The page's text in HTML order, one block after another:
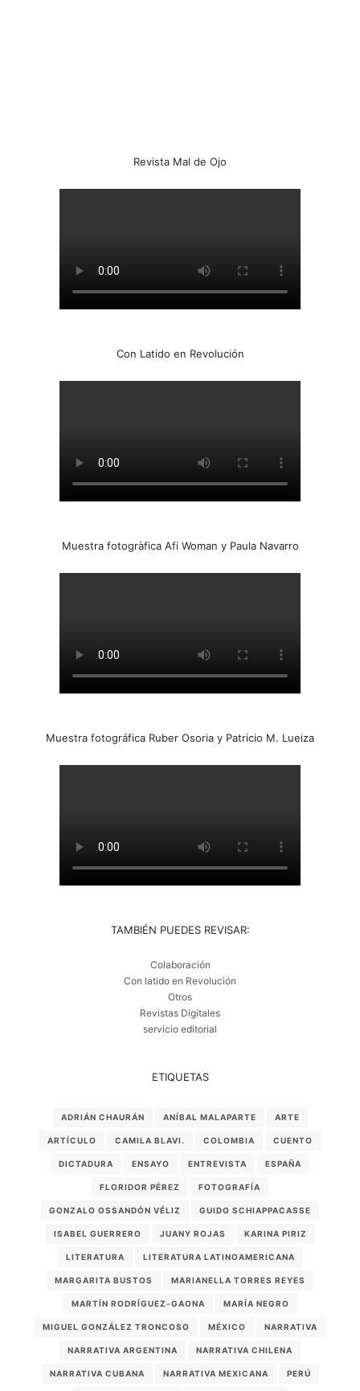
Revista Mal de Ojo
Con Latido en Revolución
Muestra fotogràfica Afi Woman y Paula Navarro
Muestra fotográfica Ruber Osoria y Patricio M. Lueiza
TAMBIÉN PUEDES REVISAR:
Colaboración
Con latido en Revolución
Otros
Revistas Digitales
servicio editorial
ETIQUETAS
ADRIÁN CHAURÁN ANÍBAL MALAPARTE ARTE
ARTÍCULO CAMILA BLAVI. COLOMBIA CUENTO
DICTADURA ENSAYO ENTREVISTA ESPAÑA
FLORIDOR PÉREZ FOTOGRAFÍA
GONZALO OSSANDÓN VÉLIZ GUIDO SCHIAPPACASSE
ISABEL GUERRERO JUANY ROJAS KARINA PIRIZ
LITERATURA LITERATURA LATINOAMERICANA
MARGARITA BUSTOS MARIANELLA TORRES REYES
MARTÍN RODRÍGUEZ-GAONA MARÍA NEGRO
MIGUEL GONZÁLEZ TRONCOSO MÉXICO NARRATIVA
NARRATIVA ARGENTINA NARRATIVA CHILENA
NARRATIVA CUBANA NARRATIVA MEXICANA PERÚ